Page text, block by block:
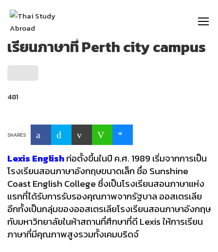
เรียนภาษาที่ Perth city campus
481
SHARES
Lexis Englishก่อตั้งขึ้นในปี ค.ศ. 1989 เริ่มจากการเป็น
โรงเรียนสอนภาษาอังกฤษขนาดเล็ก ชื่อ Sunshine
Coast English College ซึ่งเป็นโรงเรียนสอนภาษาแห่ง
แรกที่ได้รับการรับรองคุณภาพจากรัฐบาล ออสเตรเลีย
อีกทั้งเป็นกลุ่มของออสเตรเลียโรงเรียนสอนภาษาอังกฤษ
กับมหาวิทยาลัยในห้าสถานที่ศึกษาที่ดี Lexis ให้การเรียน
ภาษาที่มีคุณภาพสูงรวมทั้งเคมบริดจ์